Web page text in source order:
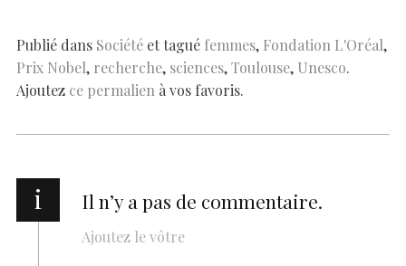
o
k
p
p
n er n
k
Publié dans Société et tagué femmes, Fondation L'Oréal,
Prix Nobel, recherche, sciences,Toulouse, Unesco.
Ajoutez ce permalien à vos favoris.
i Il n’y a pas de commentaire.
Ajoutez le vôtre